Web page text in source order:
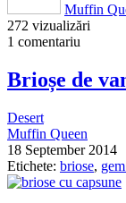
Muffin
272 vizualizări
1 comentariu
Brioșe de
Desert
Muffin Queen
18 September 2014
Etichete: briose,